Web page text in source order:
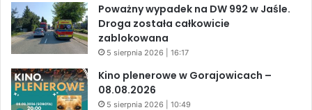
Poważny wypadek na DW 992 w Jaśle.
Droga została całkowicie
zablokowana
5 sierpnia 2026 | 16:17
Kino plenerowe w Gorajowicach –
08.08.2026
5 sierpnia 2026 | 10:49